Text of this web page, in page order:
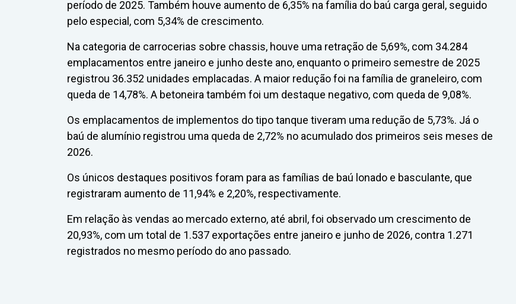
período de 2025. Também houve aumento de 6,35% na família do baú carga geral, seguido
pelo especial, com 5,34% de crescimento.
Na categoria de carrocerias sobre chassis, houve uma retração de 5,69%, com 34.284
emplacamentos entre janeiro e junho deste ano, enquanto o primeiro semestre de 2025
registrou 36.352 unidades emplacadas. A maior redução foi na família de graneleiro, com
queda de 14,78%. A betoneira também foi um destaque negativo, com queda de 9,08%.
Os emplacamentos de implementos do tipo tanque tiveram uma redução de 5,73%. Já o
baú de alumínio registrou uma queda de 2,72% no acumulado dos primeiros seis meses de
2026.
Os únicos destaques positivos foram para as famílias de baú lonado e basculante, que
registraram aumento de 11,94% e 2,20%, respectivamente.
Em relação às vendas ao mercado externo, até abril, foi observado um crescimento de
20,93%, com um total de 1.537 exportações entre janeiro e junho de 2026, contra 1.271
registrados no mesmo período do ano passado.